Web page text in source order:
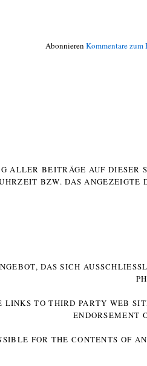
Abonnieren Kommentare zum
ALLER BEITRÄGE AUF DIESER
BZW. DAS
DAS SICH
LINKS TO THIRD PARTY WEB
ENDORSEMENT
FOR THE CONTENTS OF